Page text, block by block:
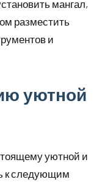
мангал,
разместить
и
уютной
уютной и
к следующим